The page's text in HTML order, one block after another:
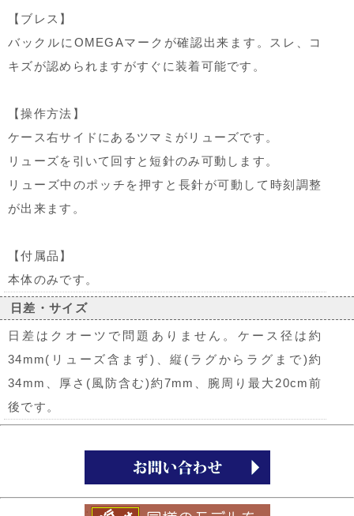
【ブレス】
バックルにOMEGAマークが確認出来ます。スレ、コ
キズが認められますがすぐに装着可能です。
【操作方法】
ケース右サイドにあるツマミがリューズです。
リューズを引いて回すと短針のみ可動します。
リューズ中のポッチを押すと長針が可動して時刻調整
が出来ます。
【付属品】
本体のみです。
日差・サイズ
日差はクオーツで問題ありません。ケース径は約
34mm(リューズ含まず)、縦(ラグからラグまで)約
34mm、厚さ(風防含む)約7mm、腕周り最大20cm前
後です。